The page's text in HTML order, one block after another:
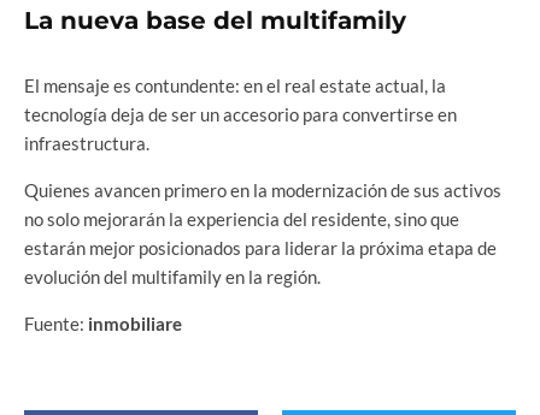
La nueva base del multifamily
El mensaje es contundente: en el real estate actual, la
tecnología deja de ser un accesorio para convertirse en
infraestructura.
Quienes avancen primero en la modernización de sus activos
no solo mejorarán la experiencia del residente, sino que
estarán mejor posicionados para liderar la próxima etapa de
evolución del multifamily en la región.
Fuente: inmobiliare